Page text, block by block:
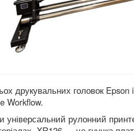
друкувальних головок
Workflow.
рулонний